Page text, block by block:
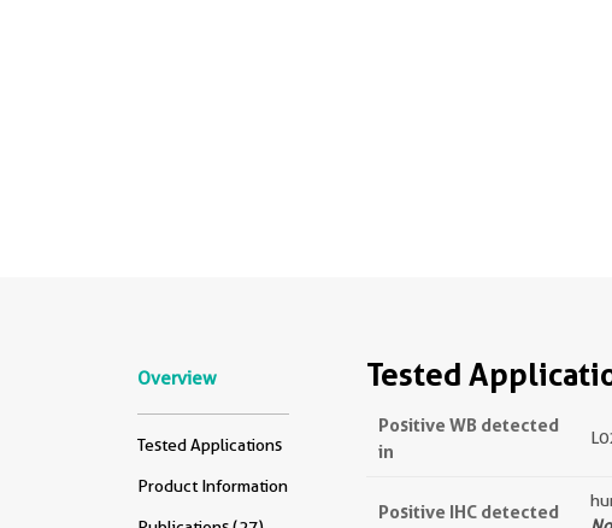
Overview
Tested Applications
Product Information
Tested
Positive WB detected
in
Positive IHC detected